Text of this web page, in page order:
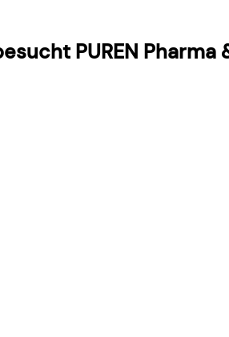
PUREN Pharma